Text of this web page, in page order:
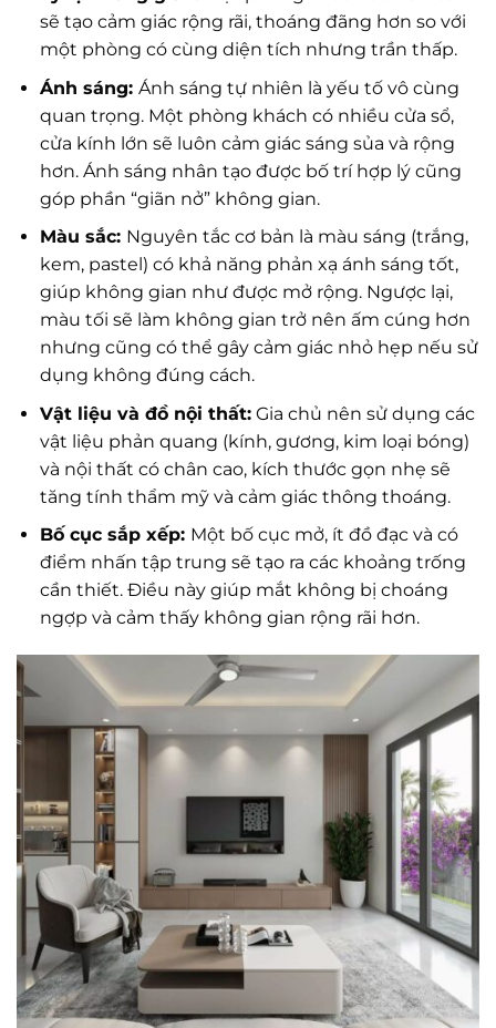
sẽ tạo cảm giác rộng rãi, thoáng đãng hơn so với
một phòng có cùng diện tích nhưng trần thấp.
Ánh sáng: Ánh sáng tự nhiên là yếu tố vô cùng
quan trọng. Một phòng khách có nhiều cửa sổ,
cửa kính lớn sẽ luôn cảm giác sáng sủa và rộng
hơn. Ánh sáng nhân tạo được bố trí hợp lý cũng
góp phần “giãn nở” không gian.
Màu sắc: Nguyên tắc cơ bản là màu sáng (trắng,
kem, pastel) có khả năng phản xạ ánh sáng tốt,
giúp không gian như được mở rộng. Ngược lại,
màu tối sẽ làm không gian trở nên ấm cúng hơn
nhưng cũng có thể gây cảm giác nhỏ hẹp nếu sử
dụng không đúng cách.
Vật liệu và đồ nội thất:Gia chủ nên sử dụng các
vật liệu phản quang (kính, gương, kim loại bóng)
và nội thất có chân cao, kích thước gọn nhẹ sẽ
tăng tính thẩm mỹ và cảm giác thông thoáng.
Bố cục sắp xếp: Một bố cục mở, ít đồ đạc và có
điểm nhấn tập trung sẽ tạo ra các khoảng trống
cần thiết. Điều này giúp mắt không bị choáng
ngợp và cảm thấy không gian rộng rãi hơn.